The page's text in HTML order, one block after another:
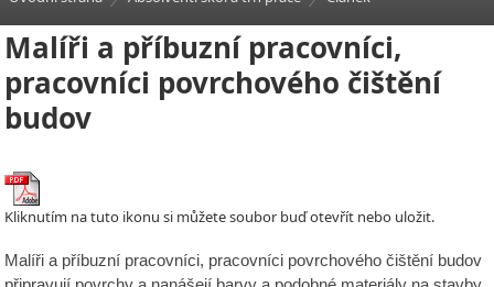
Malíři a příbuzní pracovníci,
pracovníci povrchového čištění
budov
Kliknutím na tuto ikonu si můžete soubor buď otevřít nebo uložit.
Malíři a příbuzní pracovníci, pracovníci povrchového čištění budov